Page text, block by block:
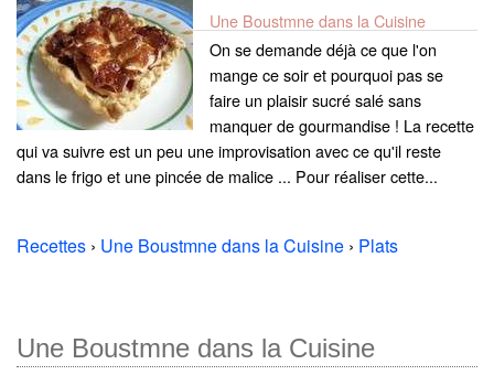
Une Boustmne dans la Cuisine
On se demande déjà ce que l'on
mange ce soir et pourquoi pas se
faire un plaisir sucré salé sans
manquer de gourmandise ! La recette
qui va suivre est un peu une improvisation avec ce qu'il reste
dans le frigo et une pincée de malice ... Pour réaliser cette...
Recettes › Une Boustmne dans la Cuisine › Plats
Une Boustmne dans la Cuisine